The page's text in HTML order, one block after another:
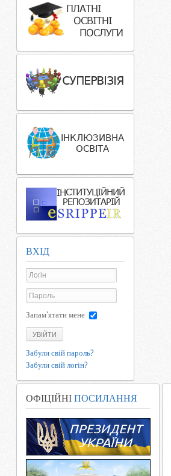
ВХІД
Запам'ятати мене
УВІЙТИ
Забули свій пароль?
Забули свій логін?
ОФІЦІЙНІ ПОСИЛАННЯ